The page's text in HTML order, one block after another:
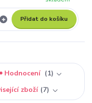
Přidat do košíku
Hodnocení
1
zboží 7